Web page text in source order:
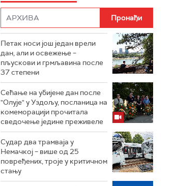
Петак носи још један врели
дан, али и освежење –
пљускови и грмљавина после
37 степени
Сећање на убијене дан после
"Олује" у Уздољу, посланица на
комеморацији прочитала
сведочење једине преживеле
Судар два трамваја у
Немачкој – више од 25
повређених, троје у критичном
стању